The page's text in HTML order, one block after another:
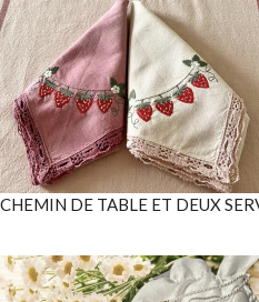
CHEMIN DE TABLE ET DEUX